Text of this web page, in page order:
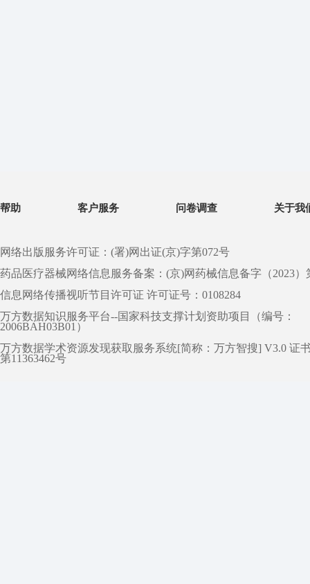
帮助 客户服务 问卷调查 关于我
网络出版服务许可证：(署)网出证(京)字第072号
药品医疗器械网络信息服务备案：(京)网药械信息备字（2023）
信息网络传播视听节目许可证 许可证号：0108284
万方数据知识服务平台--国家科技支撑计划资助项目（编号：
2006BAH03B01）
万方数据学术资源发现获取服务系统[简称：万方智搜] V3.0 证
第11363462号